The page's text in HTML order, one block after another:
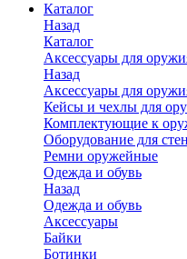
Каталог
Назад
Каталог
Аксессуары для
Назад
Аксессуары для
Кейсы и чехлы для
Комплектующие к
Оборудование для
Ремни оружейные
Одежда и обувь
Назад
Одежда и обувь
Аксессуары
Байки
Ботинки